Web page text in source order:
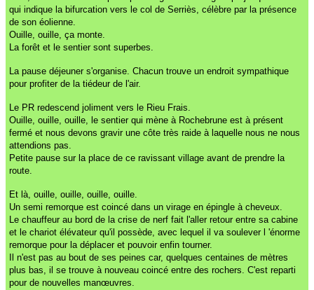
qui indique la bifurcation vers le col de Serriès, célèbre par la présence
de son éolienne.
Ouille, ouille, ça monte.
La forêt et le sentier sont superbes.
La pause déjeuner s'organise. Chacun trouve un endroit sympathique
pour profiter de la tiédeur de l'air.
Le PR redescend joliment vers le Rieu Frais.
Ouille, ouille, ouille, le sentier qui mène à Rochebrune est à présent
fermé et nous devons gravir une côte très raide à laquelle nous ne nous
attendions pas.
Petite pause sur la place de ce ravissant village avant de prendre la
route.
Et là, ouille, ouille, ouille, ouille.
Un semi remorque est coincé dans un virage en épingle à cheveux.
Le chauffeur au bord de la crise de nerf fait l'aller retour entre sa cabine
et le chariot élévateur qu'il possède, avec lequel il va soulever l 'énorme
remorque pour la déplacer et pouvoir enfin tourner.
Il n'est pas au bout de ses peines car, quelques centaines de mètres
plus bas, il se trouve à nouveau coincé entre des rochers. C'est reparti
pour de nouvelles manœuvres.